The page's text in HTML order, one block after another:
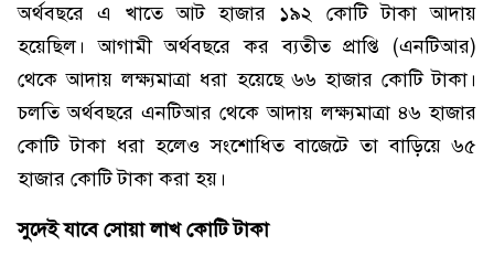
অর্থবছরে এ খাতে আট হাজার ১৯২ কোটি টাকা আদায়
হয়েছিল। আগামী অর্থবছরে কর ব্যতীত প্রাপ্তি (এনটিআর)
থেকে আদায় লক্ষ্যমাত্রা ধরা হয়েছে ৬৬ হাজার কোটি টাকা।
চলতি অর্থবছরে এনটিআর থেকে আদায় লক্ষ্যমাত্রা ৪৬ হাজার
কোটি টাকা ধরা হলেও সংশোধিত বাজেটে তা বাড়িয়ে ৬৫
হাজার কোটি টাকা করা হয়।
সুদেই যাবে সোয়া লাখ কোটি টাকা